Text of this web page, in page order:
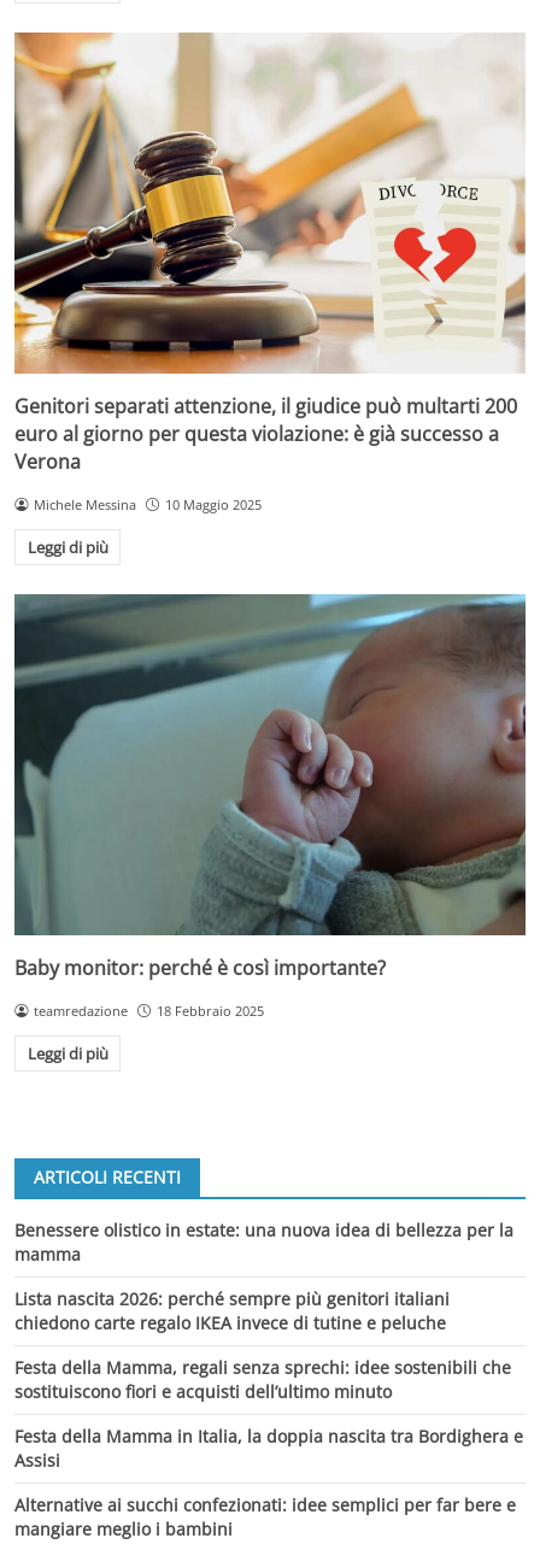
Genitori separati attenzione, il giudice può multarti 200
euro al giorno per questa violazione: è già successo a
Verona
Michele Messina 10 Maggio 2025
Leggi di più
Baby monitor: perché è così importante?
teamredazione 18 Febbraio 2025
Leggi di più
ARTICOLI RECENTI
Benessere olistico in estate: una nuova idea di bellezza per la
mamma
Lista nascita 2026: perché sempre più genitori italiani
chiedono carte regalo IKEA invece di tutine e peluche
Festa della Mamma, regali senza sprechi: idee sostenibili che
sostituiscono fiori e acquisti dell’ultimo minuto
Festa della Mamma in Italia, la doppia nascita tra Bordighera e
Assisi
Alternative ai succhi confezionati: idee semplici per far bere e
mangiare meglio i bambini